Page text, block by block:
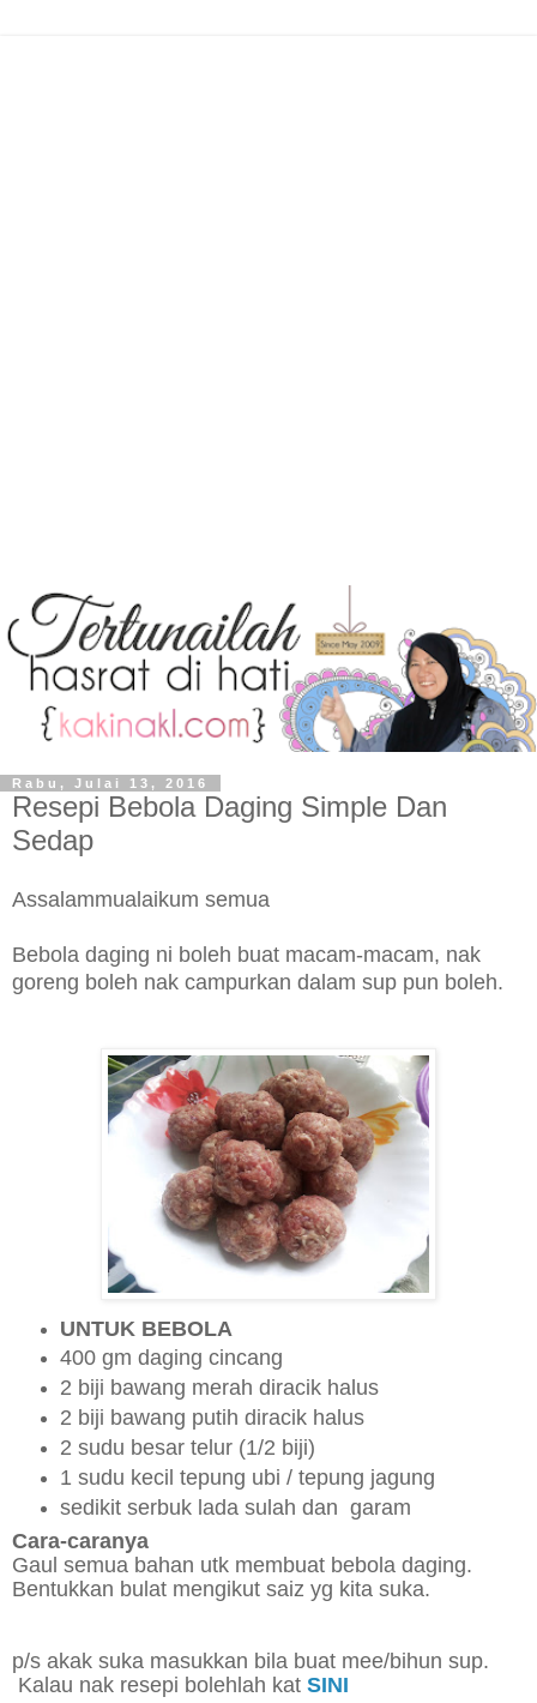
Rabu, Julai 13, 2016
Resepi Bebola Daging Simple Dan
Sedap
Assalammualaikum semua
Bebola daging ni boleh buat macam-macam, nak
goreng boleh nak campurkan dalam sup pun boleh.
UNTUK BEBOLA
400 gm daging cincang
2 biji bawang merah diracik halus
2 biji bawang putih diracik halus
2 sudu besar telur (1/2 biji)
1 sudu kecil tepung ubi / tepung jagung
sedikit serbuk lada sulah dan garam
Cara-caranya
Gaul semua bahan utk membuat bebola daging.
Bentukkan bulat mengikut saiz yg kita suka.
p/s akak suka masukkan bila buat mee/bihun sup.
Kalau nak resepi bolehlah kat SINI